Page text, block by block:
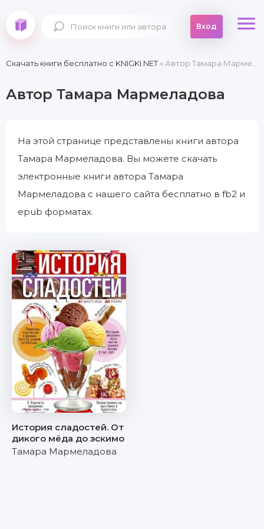
Вход
Скачать книги бесплатно c KNIGKI.NET» Автор Тамара Мармеладова
Автор Тамара Мармеладова
На этой странице представлены книги автора
Тамара Мармеладова. Вы можете скачать
электронные книги автора Тамара
Мармеладова с нашего сайта бесплатно в fb2 и
epub форматах.
История сладостей. От
дикого мёда до эскимо
Тамара Мармеладова